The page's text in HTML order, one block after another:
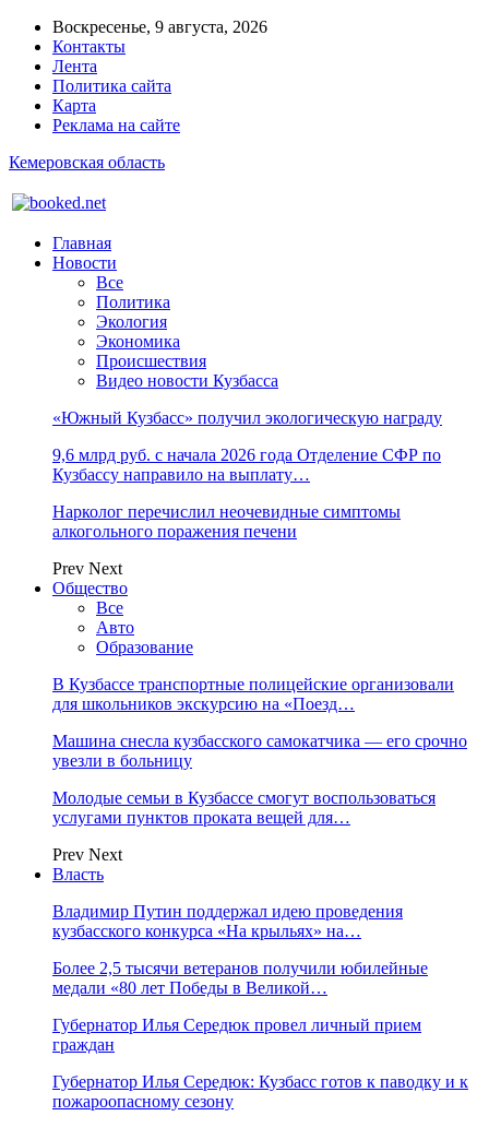
Воскресенье, 9 августа, 2026
Контакты
Лента
Политика сайта
Карта
Реклама на сайте
Кемеровская область
Главная
Новости
Все
Политика
Экология
Экономика
Происшествия
Видео новости Кузбасса
«Южный Кузбасс» получил экологическую награду
9,6 млрд руб. с начала 2026 года Отделение СФР по
Кузбассу направило на выплату…
Нарколог перечислил неочевидные симптомы
алкогольного поражения печени
Prev Next
Общество
Все
Авто
Образование
В Кузбассе транспортные полицейские организовали
для школьников экскурсию на «Поезд…
Машина снесла кузбасского самокатчика — его срочно
увезли в больницу
Молодые семьи в Кузбассе смогут воспользоваться
услугами пунктов проката вещей для…
Prev Next
Власть
Владимир Путин поддержал идею проведения
кузбасского конкурса «На крыльях» на…
Более 2,5 тысячи ветеранов получили юбилейные
медали «80 лет Победы в Великой…
Губернатор Илья Середюк провел личный прием
граждан
Губернатор Илья Середюк: Кузбасс готов к паводку и к
пожароопасному сезону